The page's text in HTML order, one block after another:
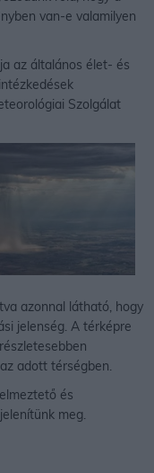
van-e valamilyen
az általános élet- és
Szolgálat
azonnal látható, hogy
jelenség. A térképre
adott térségben.
és
meg.